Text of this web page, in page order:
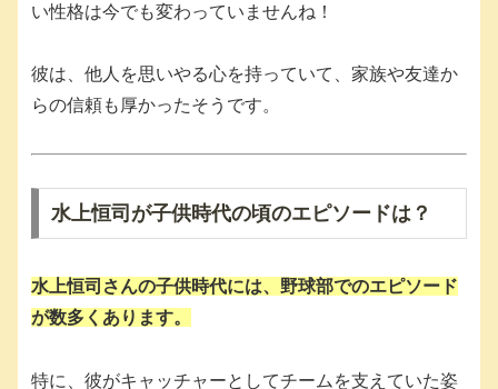
い性格は今でも変わっていませんね！
彼は、他人を思いやる心を持っていて、家族や友達か
らの信頼も厚かったそうです。
水上恒司が子供時代の頃のエピソードは？
水上恒司さんの子供時代には、野球部でのエピソード
が数多くあります。
特に、彼がキャッチャーとしてチームを支えていた姿